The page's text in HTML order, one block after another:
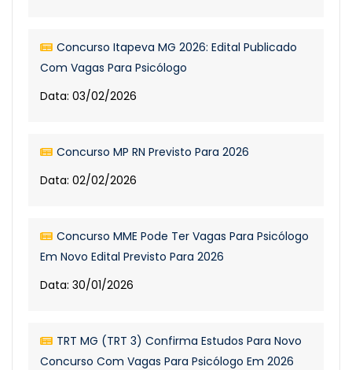
Concurso Itapeva MG 2026: Edital Publicado
Com Vagas Para Psicólogo
Data: 03/02/2026
Concurso MP RN Previsto Para 2026
Data: 02/02/2026
Concurso MME Pode Ter Vagas Para Psicólogo
Em Novo Edital Previsto Para 2026
Data: 30/01/2026
TRT MG (TRT 3) Confirma Estudos Para Novo
Concurso Com Vagas Para Psicólogo Em 2026